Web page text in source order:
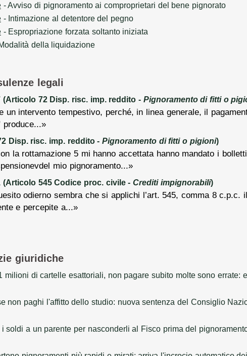
- Avviso di pignoramento ai comproprietari del bene pignorato
- Intimazione al detentore del pegno
- Espropriazione forzata soltanto iniziata
della liquidazione
legali
(Articolo 72 Disp. risc. imp. reddito - Pignoramento di fitti o
un intervento tempestivo, perché, in linea generale, il
produce...»
Disp. risc. imp. reddito - Pignoramento di fitti o pigioni)
la rottamazione 5 mi hanno accettata hanno mandato i
mio pignoramento...»
(Articolo 545 Codice proc. civile - Crediti impignorabili)
odierno sembra che si applichi l’art. 545, comma 8 c.p.c.
e percepite a...»
giuridiche
milioni di cartelle esattoriali, non pagare subito molte sono errate:
non paghi l'affitto dello studio: nuova sentenza del Consiglio
soldi a un parente per nasconderli al Fisco prima del